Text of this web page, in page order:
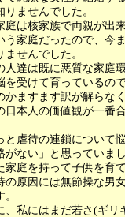
りませんでした。
庭は核家族で両親が
家庭だったので、今
ませんでした。
人達は既に悪質な家庭
を受けて育っているの
かますます訳が解らな
日本人の価値観が一番
と虐待の連鎖について
がない」と思っていま
家庭を持って子供を育
の原因には無節操な男
、私にはまだ若さ(ギリ